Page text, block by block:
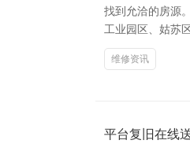
找到允洽的房源
工业园区、姑苏
维修资讯
平台复旧在线